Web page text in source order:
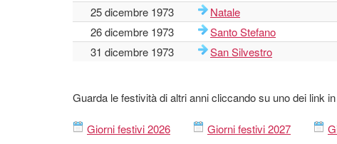
25 dicembre 1973
Natale
26 dicembre 1973
Santo Stefano
31 dicembre 1973
San Silvestro
Guarda le festività di altri anni cliccando su uno dei link
Giorni festivi 2026 Giorni festivi 2027